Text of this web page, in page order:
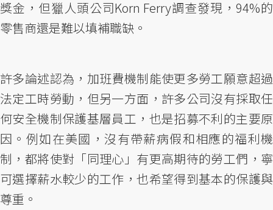
獎金，但獵人頭公司Korn Ferry調查發現，94%的
零售商還是難以填補職缺。
許多論述認為，加班費機制能使更多勞工願意超過
法定工時勞動，但另一方面，許多公司沒有採取任
何安全機制保護基層員工，也是招募不利的主要原
因。例如在美國，沒有帶薪病假和相應的福利機
制，都將使對「同理心」有更高期待的勞工們，寧
可選擇薪水較少的工作，也希望得到基本的保護與
尊重。